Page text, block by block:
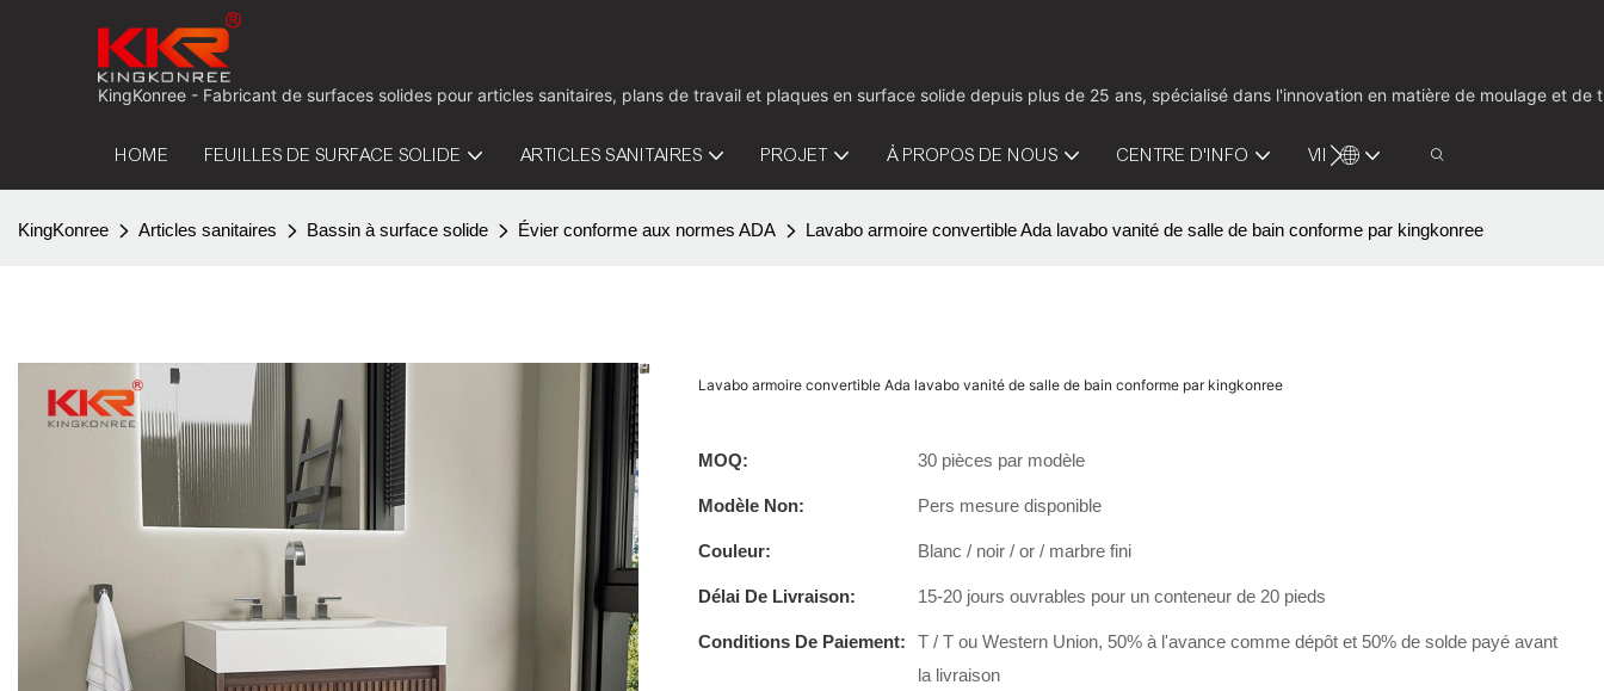
KingKonree - Fabricant de surfaces solides pour articles sanitaires, plans de travail et plaques en surface solide depuis plus de 25 ans, spécialisé dans l'innovation en matière de moulage et de
HOME FEUILLES DE SURFACE SOLIDE ARTICLES SANITAIRES PROJET À PROPOS DE NOUS CENTRE D'INFO VIDÉO CONTACTEZ-NOUS
KingKonree Articles sanitaires Bassin à surface solide Évier conforme aux normes ADA Lavabo armoire convertible Ada lavabo vanité de salle de bain conforme par kingkonree
Lavabo armoire convertible Ada lavabo vanité de salle de bain conforme par kingkonree
MOQ: 30 pièces par modèle
Modèle Non: Pers mesure disponible
Couleur: Blanc / noir / or / marbre fini
Délai De Livraison: 15-20 jours ouvrables pour un conteneur de 20 pieds
Conditions De Paiement:
T / T ou Western Union, 50% à l'avance comme dépôt et 50% de solde payé avant
la livraison